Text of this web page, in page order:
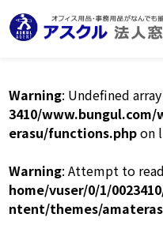
Warning: Undefined
3410/
erasu/functions.phpon
Warning: Attempt to
home/vuser/0/1/
ntent/themes/